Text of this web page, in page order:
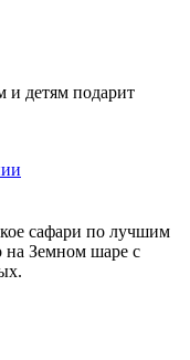
и детям подарит
сафари по лучшим
на Земном шаре с